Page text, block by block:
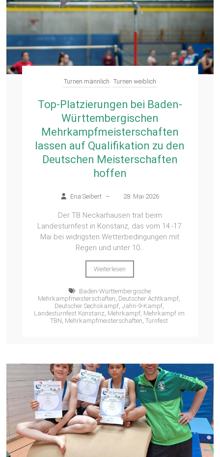
Turnen männlich Turnen weiblich
Top-Platzierungen bei Baden-
Württembergischen
Mehrkampfmeisterschaften
lassen auf Qualifikation zu den
Deutschen Meisterschaften
hoffen
Ena Seibert – 28. Mai 2026
Der TB Neckarhausen trat beim
Landesturnfest in Konstanz, das vom 14.-17.
Mai bei widrigsten Wetterbedingungen mit
Regen und unter 10...
Weiterlesen
Baden-Württembergische
Mehrkampfmeisterschaften Deutscher Achtkampf
Deutscher Sechskampf, Jahn-9-Kampf,
Landesturnfest Konstanz Mehrkampf, Mehrkampf im
TBN Mehrkampfmeisterschaften ,Turnfest